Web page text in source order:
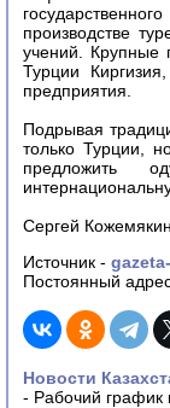
производстве
учений. Крупные
Турции
предприятия.
Подрывая
только Турции,
предложить
Сергей
Источник -
Постоянный
Новости
- Рабочий график